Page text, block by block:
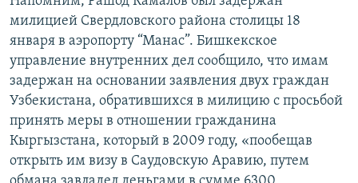
милицией Свердловского района столицы 18
января в аэропорту “Манас”. Бишкекское
управление внутренних дел сообщило, что имам
задержан на основании заявления двух граждан
Узбекистана, обратившихся в милицию с просьбой
принять меры в отношении гражданина
Кыргызстана, который в 2009 году, «пообещав
открыть им визу в Саудовскую Аравию, путем